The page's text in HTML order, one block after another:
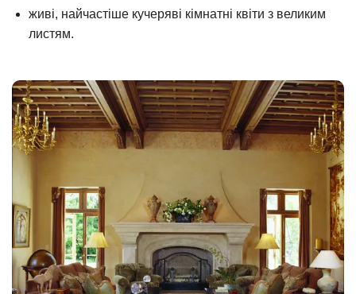
живі, найчастіше кучеряві кімнатні квіти з великим
листям.